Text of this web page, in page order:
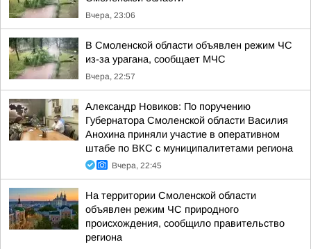
Вчера, 23:06
В Смоленской области объявлен режим ЧС
из-за урагана, сообщает МЧС
Вчера, 22:57
Александр Новиков: По поручению
Губернатора Смоленской области Василия
Анохина приняли участие в оперативном
штабе по ВКС с муниципалитетами региона
Вчера, 22:45
На территории Смоленской области
объявлен режим ЧС природного
происхождения, сообщило правительство
региона